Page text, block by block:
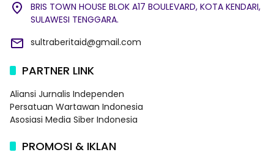
BRIS TOWN HOUSE BLOK A17 BOULEVARD, KOTA KENDARI,
SULAWESI TENGGARA.
sultraberitaid@gmail.com
PARTNER LINK
Aliansi Jurnalis Independen
Persatuan Wartawan Indonesia
Asosiasi Media Siber Indonesia
PROMOSI & IKLAN